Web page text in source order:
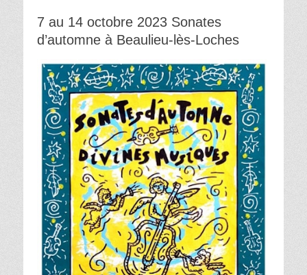
7 au 14 octobre 2023 Sonates
d’automne à Beaulieu-lès-Loches